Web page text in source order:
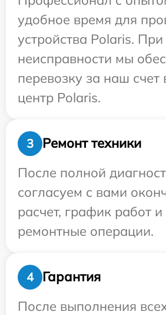
удобное время для
устройства Polaris.
неисправности мы
перевозку за наш счет
центр Polaris.
3
Ремонт техники
После полной
согласуем с вами
расчет, график работ
ремонтные операции.
4
Гарантия
После выполнения